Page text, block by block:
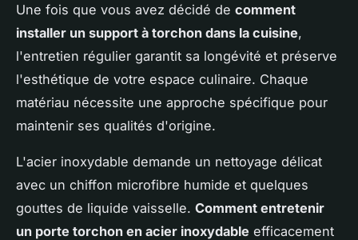
Une fois que vous avez décidé de comment
installer un support à torchon dans la cuisine,
l'entretien régulier garantit sa longévité et préserve
l'esthétique de votre espace culinaire. Chaque
matériau nécessite une approche spécifique pour
maintenir ses qualités d'origine.
L'acier inoxydable demande un nettoyage délicat
avec un chiffon microfibre humide et quelques
gouttes de liquide vaisselle. Comment entretenir
un porte torchon en acier inoxydable efficacement